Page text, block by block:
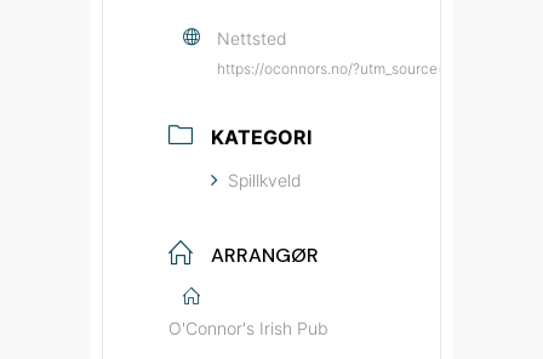
Nettsted
https://oconnors.no/
KATEGORI
Spillkveld
ARRANGØR
O'Connor's Irish Pub